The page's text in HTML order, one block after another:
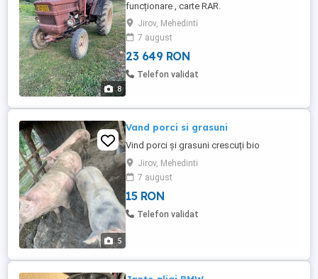
8
funcționare , carte RAR.
Jirov, Mehedinti
7 august
23 649 RON
Telefon validat
5
Vand porci si grasuni
Vind porci și grasuni crescuți bio
Jirov, Mehedinti
7 august
15 RON
Telefon validat